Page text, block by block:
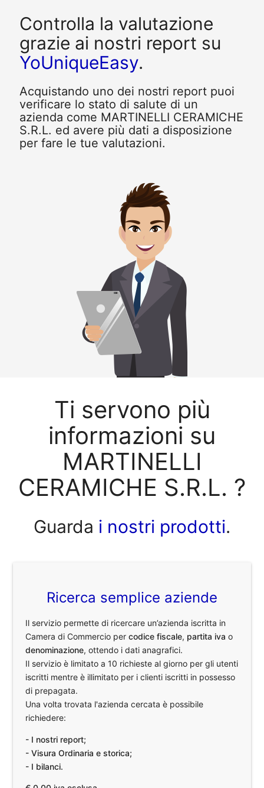
Controlla la valutazione
grazie ai nostri report su
YoUniqueEasy.
Acquistando uno dei nostri report puoi
verificare lo stato di salute di un
azienda come MARTINELLI CERAMICHE
S.R.L. ed avere più dati a disposizione
per fare le tue valutazioni.
Ti servono più
informazioni su
MARTINELLI
CERAMICHE S.R.L. ?
Guarda i nostri prodotti.
Ricerca semplice aziende
Il servizio permette di ricercare un’azienda iscritta in
Camera di Commercio percodice fiscale, partita iva o
denominazione, ottendo i dati anagrafici.
Il servizio è limitato a 10 richieste al giorno per gli utenti
iscritti mentre è illimitato per i clienti iscritti in possesso
di prepagata.
Una volta trovata l'azienda cercata è possibile
richiedere:
- I nostri report;
- Visura Ordinaria e storica;
- I bilanci.